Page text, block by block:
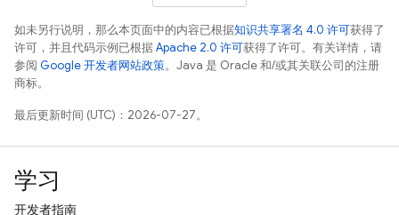
如未另行说明，那么本页面中的内容已根据知识共享署名 4.0 许可获得了
许可，并且代码示例已根据Apache 2.0 许可获得了许可。有关详情，请
参阅 Google 开发者网站政策。Java 是 Oracle 和/或其关联公司的注册
商标。
最后更新时间 (UTC)：2026-07-27。
学习
开发者指南